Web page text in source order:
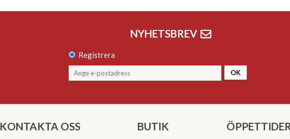
NYHETSBREV
Registrera
OK
KONTAKTA OSS BUTIK